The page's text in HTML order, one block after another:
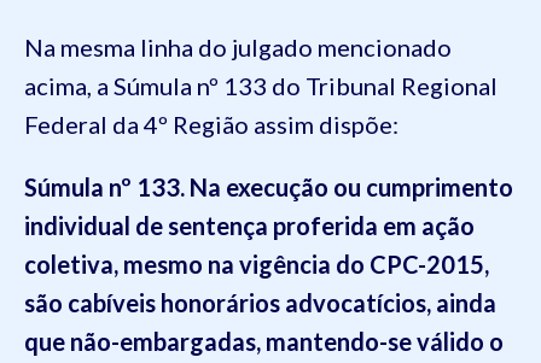
Na mesma linha do julgado mencionado
acima, a Súmula nº 133 do Tribunal Regional
Federal da 4º Região assim dispõe:
Súmula nº 133. Na execução ou cumprimento
individual de sentença proferida em ação
coletiva, mesmo na vigência do CPC-2015,
são cabíveis honorários advocatícios, ainda
que não-embargadas, mantendo-se válido o